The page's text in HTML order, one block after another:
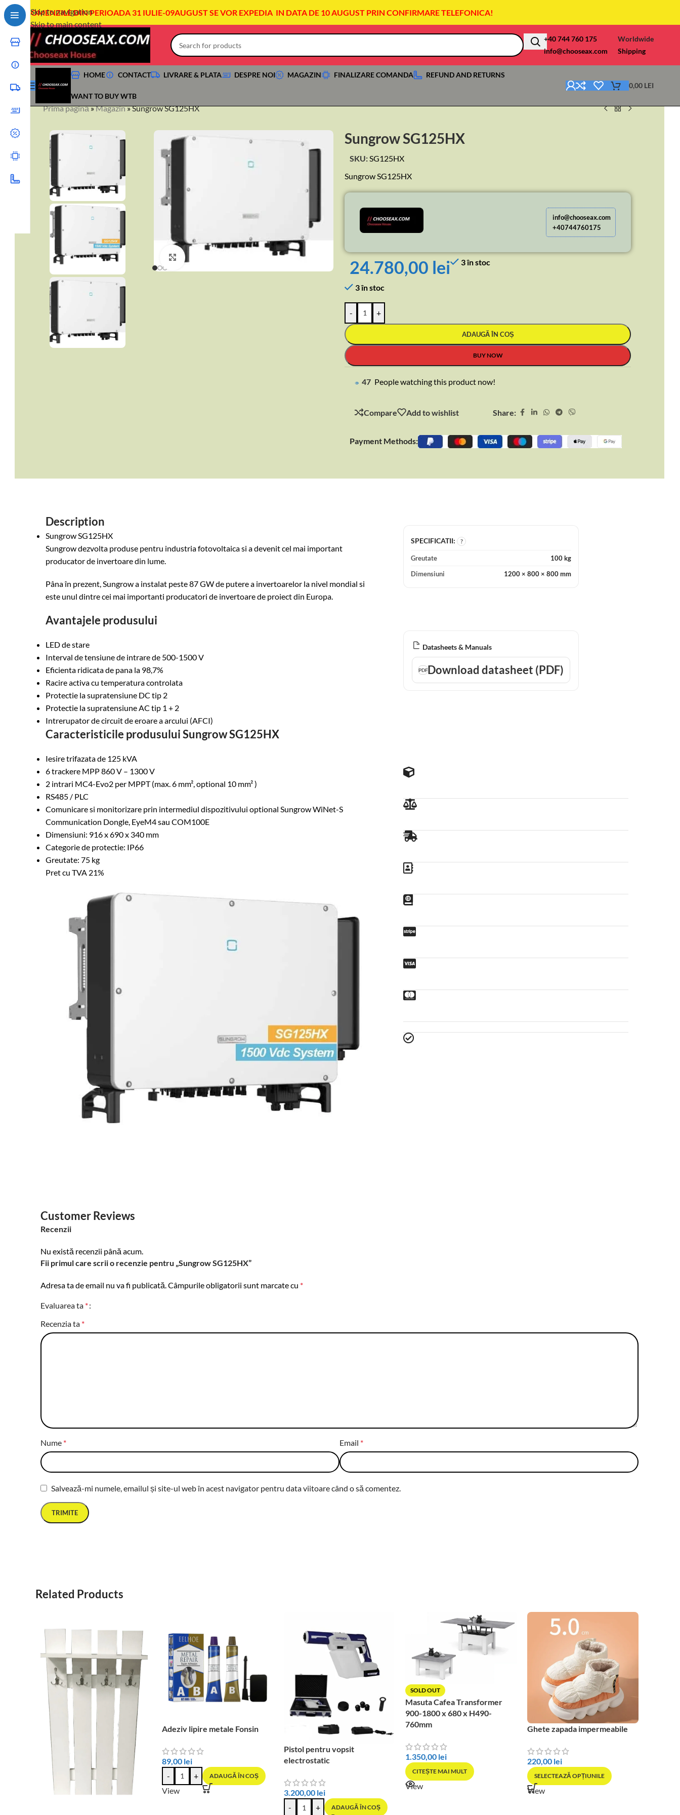
Skip to navigation
Skip to main content
COMENZILE DIN PERIOADA 31 IULIE-09AUGUST SE VOR EXPEDIA IN DATA DE 10 AUGUST PRIN CONFIRMARE TELEFONICA!
+40 744 760 175
info@chooseax.com
Worldwide
Shipping
HOME CONTACT LIVRARE & PLATA DESPRE NOI MAGAZIN FINALIZARE COMANDA REFUND AND RETURNS
WANT TO BUY WTB
0,00 LEI
Prima pagină»Magazin»Sungrow SG125HX
Sungrow SG125HX
SKU: SG125HX
Sungrow SG125HX
info@chooseax.com
+40744760175
24.780,00 lei 3 în stoc
3 în stoc
- +
ADAUGĂ ÎN COȘ
BUY NOW
47 People watching this product now!
Compare Add to wishlist Share:
Payment Methods:
Description
Sungrow SG125HX
Sungrow dezvolta produse pentru industria fotovoltaica si a devenit cel mai important
producator de invertoare din lume.
Pâna în prezent, Sungrow a instalat peste 87 GW de putere a invertoarelor la nivel mondial si
este unul dintre cei mai importanti producatori de invertoare de proiect din Europa.
Avantajele produsului
LED de stare
Interval de tensiune de intrare de 500-1500 V
Eficienta ridicata de pana la 98,7%
Racire activa cu temperatura controlata
Protectie la supratensiune DC tip 2
Protectie la supratensiune AC tip 1 + 2
Intrerupator de circuit de eroare a arcului (AFCI)
Caracteristicile produsului Sungrow SG125HX
Iesire trifazata de 125 kVA
6 trackere MPP 860 V – 1300 V
2 intrari MC4-Evo2 per MPPT (max. 6 mm², optional 10 mm² )
RS485 / PLC
Comunicare si monitorizare prin intermediul dispozitivului optional Sungrow WiNet-S
Communication Dongle, EyeM4 sau COM100E
Dimensiuni: 916 x 690 x 340 mm
Categorie de protectie: IP66
Greutate: 75 kg
Pret cu TVA 21%
SPECIFICATII: ?
Greutate
100 kg
Dimensiuni
1200 × 800 × 800 mm
Datasheets & Manuals
Download datasheet (PDF)
Customer Reviews
Recenzii
Nu există recenzii până acum.
Fii primul care scrii o recenzie pentru „Sungrow SG125HX”
Adresa ta de email nu va fi publicată.Câmpurile obligatorii sunt marcate cu *
Evaluarea ta *
Recenzia ta *
Nume * Email *
Salvează-mi numele, emailul și site-ul web în acest navigator pentru data viitoare când o să comentez.
Related Products
Adeziv lipire metale Fonsin
89,00 lei
-
+ ADAUGĂ ÎN COȘ
View
Pistol pentru vopsit
electrostatic
3.200,00 lei
-
+ ADAUGĂ ÎN COȘ
SOLD OUT
Masuta Cafea Transformer
900-1800 x 680 x H490-
760mm
1.350,00 lei
CITEȘTE MAI MULT
View
Ghete zapada impermeabile
220,00 lei
SELECTEAZĂ OPȚIUNILE
View